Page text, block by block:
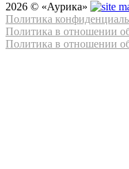
2026 © «Аурика»
Политика
Политика в отношении
Политика в отношении